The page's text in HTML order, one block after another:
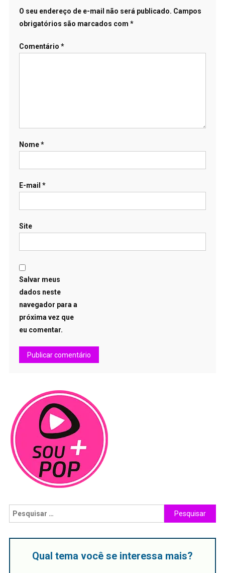
O seu endereço de e-mail não será publicado. Campos
obrigatórios são marcados com *
Comentário *
Nome*
E-mail *
Site
Salvar meus
dados neste
navegador para a
próxima vez que
eu comentar.
Qual tema você se interessa mais?